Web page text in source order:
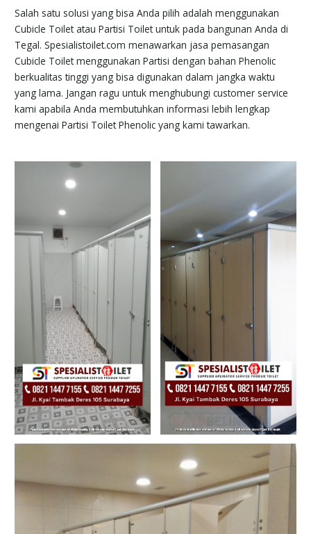
Salah satu solusi yang bisa Anda pilih adalah menggunakan
Cubicle Toilet atau Partisi Toilet untuk pada bangunan Anda di
Tegal. Spesialistoilet.com menawarkan jasa pemasangan
Cubicle Toilet menggunakan Partisi dengan bahan Phenolic
berkualitas tinggi yang bisa digunakan dalam jangka waktu
yang lama. Jangan ragu untuk menghubungi customer service
kami apabila Anda membutuhkan informasi lebih lengkap
mengenai Partisi Toilet Phenolic yang kami tawarkan.